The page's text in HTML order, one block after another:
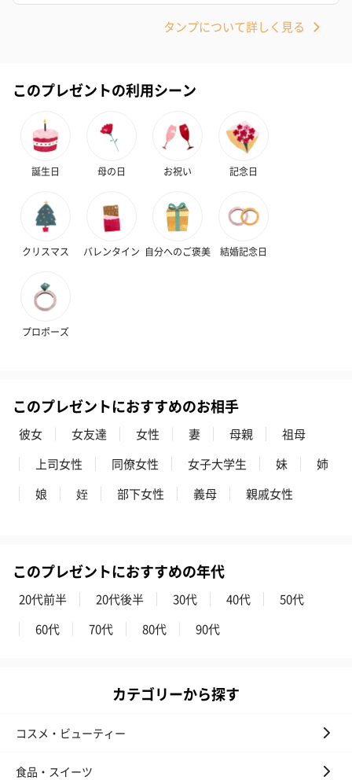
タンプについて詳しく見る
このプレゼントの利用シーン
誕生日 母の日 お祝い 記念日
クリスマス バレンタイン 自分へのご褒美 結婚記念日
プロポーズ
このプレゼントにおすすめのお相手
彼女 女友達 女性 妻 母親
祖母
上司女性
同僚女性 女子大学生 妹
姉
娘
姪 部下女性 義母 親戚女性
このプレゼントにおすすめの年代
20代前半 20代後半 30代 40代
50代
60代
70代 80代 90代
カテゴリーから探す
コスメ・ビューティー
食品・スイーツ